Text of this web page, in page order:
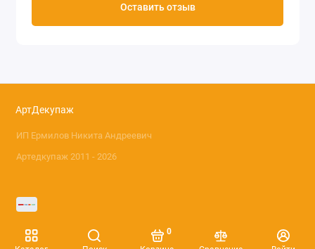
0
Оставить отзыв
АртДекупаж
ИП Ермилов Никита Андреевич
Артедкупаж 2011 - 2026